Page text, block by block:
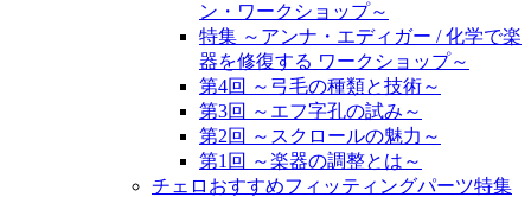
ン・ワークショップ～
特集 ～アンナ・エディガー / 化学で楽
器を修復する ワークショップ～
第4回 ～弓毛の種類と技術～
第3回 ～エフ字孔の試み～
第2回 ～スクロールの魅力～
第1回 ～楽器の調整とは～
チェロおすすめフィッティングパーツ特集